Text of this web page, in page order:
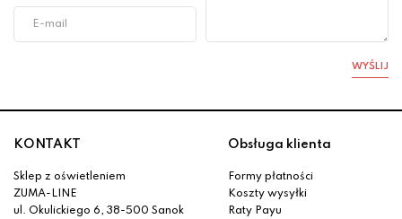
WYŚLIJ
KONTAKT
Sklep z oświetleniem
ZUMA-LINE
ul. Okulickiego 6, 38-500 Sanok
Obsługa klienta
Formy płatności
Koszty wysyłki
Raty Payu